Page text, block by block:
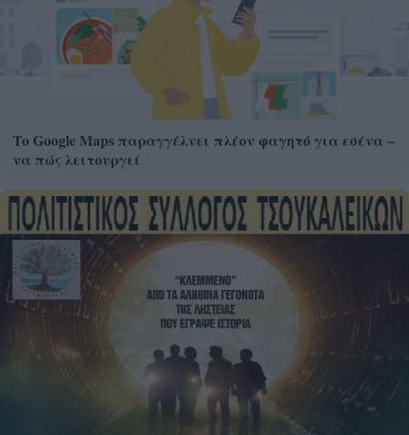
Το Google Maps παραγγέλνει πλέον φαγητό για εσένα –
να πώς λειτουργεί